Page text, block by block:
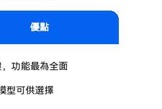
優點
功能最為全面
型可供選擇